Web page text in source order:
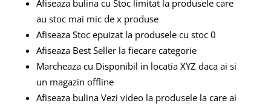
Afiseaza bulina cu Stoc limitat la produsele care
au stoc mai mic de x produse
Afiseaza Stoc epuizat la produsele cu stoc 0
Afiseaza Best Seller la fiecare categorie
Marcheaza cu Disponibil in locatia XYZ daca ai si
un magazin offline
Afiseaza bulina Vezi video la produsele la care ai